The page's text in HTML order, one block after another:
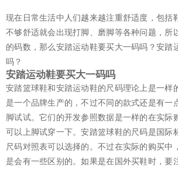
现在日常生活中人们越来越注重舒适度，包括
不够舒适就会出现打脚、磨脚等各种问题，所
的码数，那么安踏运动鞋要买大一码吗？安踏
吗？
安踏运动鞋要买大一码吗
安踏篮球鞋和安踏运动鞋的尺码理论上是一样
是一个品牌生产的，不过不同的款式还是有一
脚试试。它们的开发参照数据是一样的在实际
可以上脚试穿一下。安踏篮球鞋的尺码是国际
尺码对照表可以选择的。不过在实际的购买中
是会有一些区别的。如果是在国外买鞋时，要